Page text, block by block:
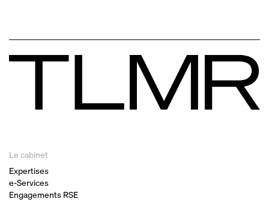
Le cabinet
Expertises
e-Services
Engagements RSE